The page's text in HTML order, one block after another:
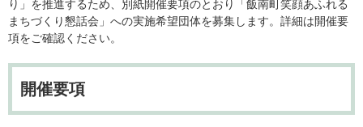
り」を推進するため、別紙開催要項のとおり「飯南町笑顔あふれる
まちづくり懇話会」への実施希望団体を募集します。詳細は開催要
項をご確認ください。
開催要項